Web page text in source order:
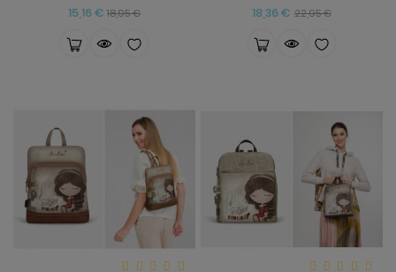
15,16 € Precio
18,95 €Precio 18,36 € Precio
22,95 €Precio